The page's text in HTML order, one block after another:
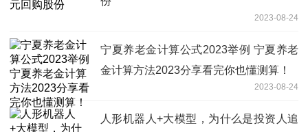
2023-08-24
宁夏养老金计算公式2023举例 宁夏养老
金计算方法2023分享看完你也懂测算！
2023-08-24
人形机器人+大模型，为什么是投资人追